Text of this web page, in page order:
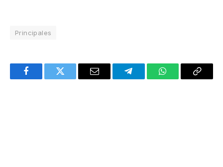
Principales
FacebookTwitter Email TelegramWhatsAppCopy